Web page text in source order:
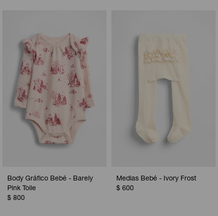
Body Gráfico Bebé - Barely
Pink Toile
$ 800
Medias Bebé - Ivory Frost
$ 600